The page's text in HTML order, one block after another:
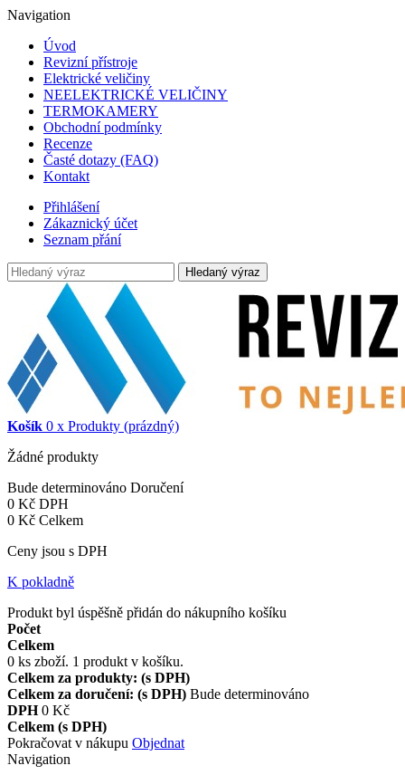
Navigation
Úvod
Revizní přístroje
Elektrické veličiny
NEELEKTRICKÉ VELIČINY
TERMOKAMERY
Obchodní podmínky
Recenze
Časté dotazy (FAQ)
Kontakt
Přihlášení
Zákaznický účet
Seznam přání
Hledaný výraz
Košík 0 x Produkty (prázdný)
Žádné produkty
Bude determinováno Doručení
0 Kč DPH
0 Kč Celkem
Ceny jsou s DPH
K pokladně
Produkt byl úspěšně přidán do nákupního košíku
Počet
Celkem
0 ks zboží. 1 produkt v košíku.
Celkem za produkty: (s DPH)
Celkem za doručení: (s DPH) Bude determinováno
DPH 0 Kč
Celkem (s DPH)
Pokračovat v nákupu Objednat
Navigation